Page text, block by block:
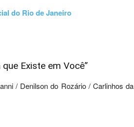
do Rio de Janeiro
Existe em Você”
/ Denilson do Rozário / Carlinhos da